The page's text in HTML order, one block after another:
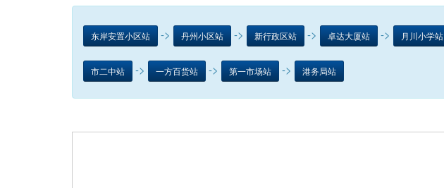
东岸安置小区站 -> 丹州小区站 -> 新行政区站 -> 卓达大厦站 -> 月川小学站
市二中站 -> 一方百货站 -> 第一市场站 -> 港务局站